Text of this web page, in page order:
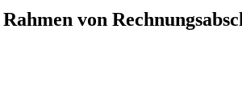
von